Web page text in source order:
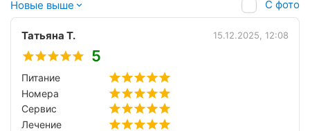
Новые выше
С фото
Татьяна Т. 15.12.2025, 12:08
5
Питание
Номера
Сервис
Лечение